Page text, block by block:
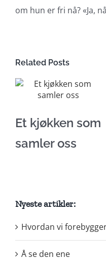
om hun er fri nå? «Ja,
Related Posts
Et kjøkken som
samler oss
Nyeste artikler:
Hvordan vi
Å se den ene